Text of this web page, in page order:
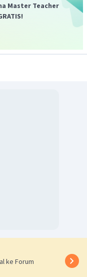
Master Teacher
ke Forum